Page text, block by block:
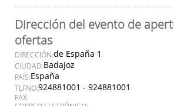
Dirección del evento de
ofertas
DIRECCIÓN:de España 1
CIUDAD:Badajoz
PAÍS:España
TLFNO:924881001 - 924881001
FAX: